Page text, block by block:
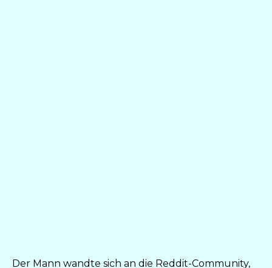
Der Mann wandte sich an die Reddit-Community,